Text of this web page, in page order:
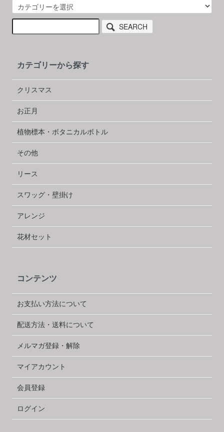
SEARCH
カテゴリーから探す
クリスマス
お正月
植物標本・ボタニカルボトル
その他
リース
スワッグ・壁掛け
アレンジ
花材セット
コンテンツ
お支払い方法について
配送方法・送料について
メルマガ登録・解除
マイアカウント
会員登録
ログイン